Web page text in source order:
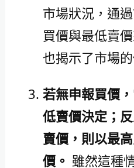
市場狀況，通
買價與最低賣
也揭示了市場
若無申報買價
低賣價決定；
賣價，則以最
價。 雖然這種